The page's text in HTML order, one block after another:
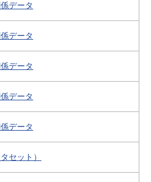
データ
データ
データ
データ
データ
セット）